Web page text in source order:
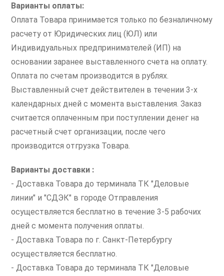
Варианты оплаты:
Оплата Товара принимается только по безналичному
расчету от Юридических лиц (ЮЛ) или
Индивидуальных предпринимателей (ИП) на
основании заранее выставленного счета на оплату.
Оплата по счетам производится в рублях.
Выставленный счет действителен в течении 3-х
календарных дней с момента выставления. Заказ
считается оплаченным при поступлении денег на
расчетный счет организации, после чего
производится отгрузка Товара.
Варианты доставки :
- Доставка Товара до терминала ТК "Деловые
линии" и "СДЭК" в городе Отправления
осуществляется бесплатно в течение 3-5 рабочих
дней с момента получения оплаты.
- Доставка Товара по г. Санкт-Петербургу
осуществляется бесплатно.
- Доставка Товара до терминала ТК "Деловые